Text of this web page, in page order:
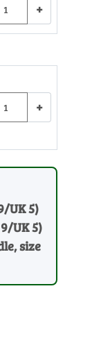
+
+
UK 5)
UK 5)
size